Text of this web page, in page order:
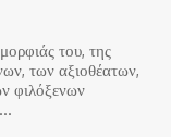
του, της
των αξιοθέατων,
φιλόξενων